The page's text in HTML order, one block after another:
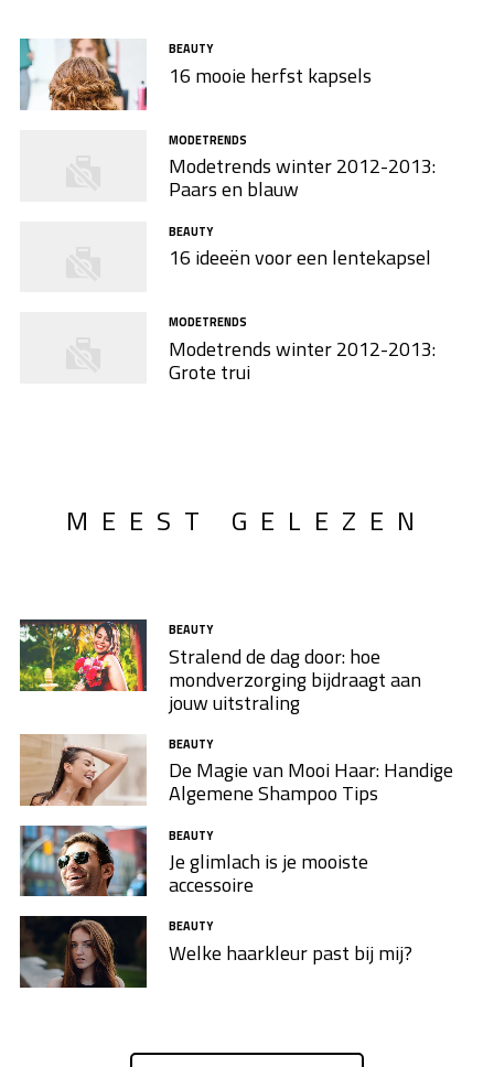
BEAUTY
16 mooie herfst kapsels
MODETRENDS
Modetrends winter 2012-2013:
Paars en blauw
BEAUTY
16 ideeën voor een lentekapsel
MODETRENDS
Modetrends winter 2012-2013:
Grote trui
MEEST GELEZEN
BEAUTY
Stralend de dag door: hoe
mondverzorging bijdraagt aan
jouw uitstraling
BEAUTY
De Magie van Mooi Haar: Handige
Algemene Shampoo Tips
BEAUTY
Je glimlach is je mooiste
accessoire
BEAUTY
Welke haarkleur past bij mij?